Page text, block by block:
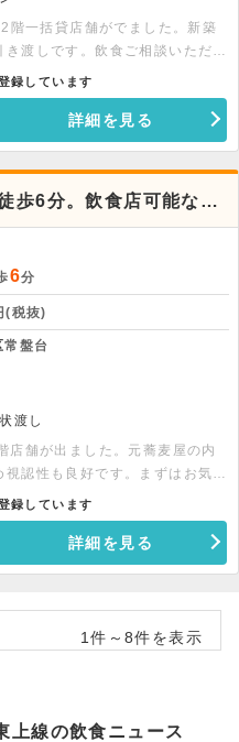
階一括貸店舗がでました。新築
渡しです。飲食ご相談いただけ
※面積：各階29.76平米
録しています
詳細を見る
歩6分。飲食店可能な物
6分
(税抜)
常盤台
渡し
店舗が出ました。元蕎麦屋の内
認性も良好です。まずはお気軽
録しています
詳細を見る
1件～8件を表示
上線の飲食ニュース